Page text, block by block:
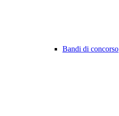
Bandi di concorso